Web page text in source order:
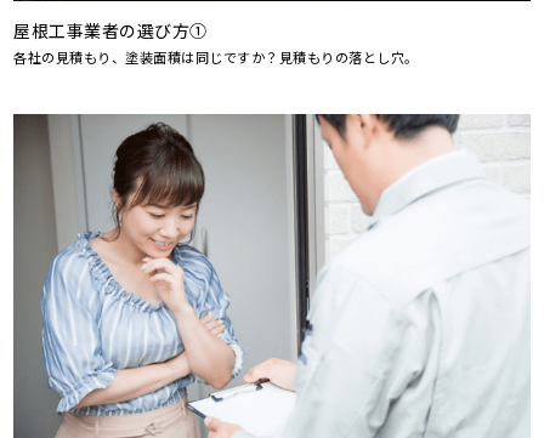
屋根工事業者の選び方①
各社の見積もり、塗装面積は同じですか？見積もりの落とし穴。